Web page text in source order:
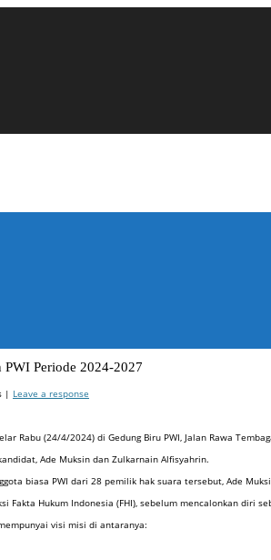
Periode 2024-2027
| Leave a response
Rabu (24/4/2024) di Gedung Biru PWI, Jalan Rawa
Ade Muksin dan Zulkarnain Alfisyahrin.
biasa PWI dari 28 pemilik hak suara tersebut, Ade
Fakta Hukum Indonesia (FHI), sebelum mencalonkan diri
visi misi di antaranya: